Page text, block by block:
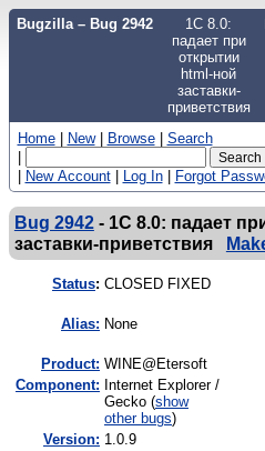
Bugzilla – Bug 2942
1С 8.0:
падает при
открытии
html-ной
заставки-
приветствия
Home | New | Browse | Search
|
| New Account | Log In | Forgot
Bug 2942 - 1С 8.0: падает
заставки-приветствия
Status: CLOSED FIXED
Alias: None
Product: WINE@Etersoft
Component: Internet Explorer /
Gecko (show
other bugs)
Version: 1.0.9